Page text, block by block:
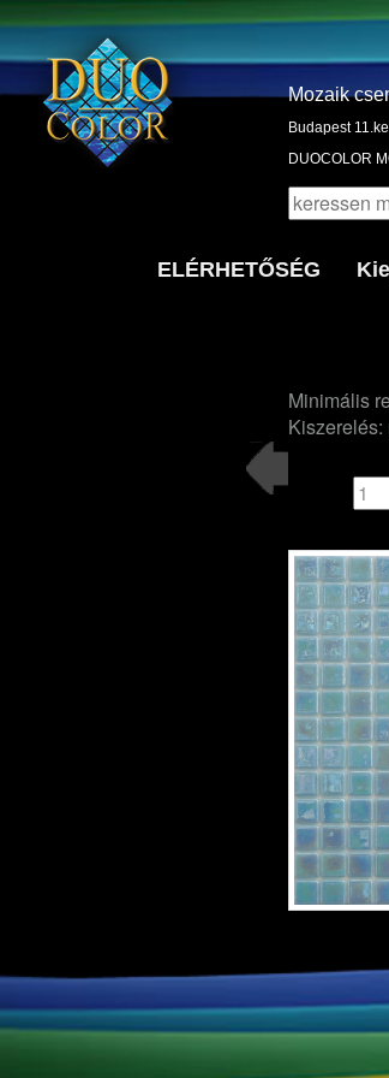
Mozaik
Budapest
DUOCOLOR
ELÉRHETŐSÉG
Minimális
Kiszerelés: